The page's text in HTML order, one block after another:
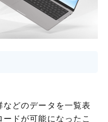
どのデータを一覧表
ドが可能になったこ